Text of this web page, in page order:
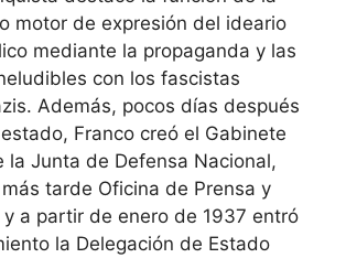
motor de expresión del ideario
mediante la propaganda y las
con los fascistas
Además, pocos días después
Franco creó el Gabinete
la Junta de Defensa Nacional,
tarde Oficina de Prensa y
y a partir de enero de 1937 entró
la Delegación de Estado